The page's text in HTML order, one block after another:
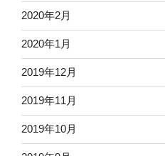
2020年2月
2020年1月
2019年12月
2019年11月
2019年10月